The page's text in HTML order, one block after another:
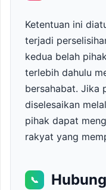
Ketentuan ini
terjadi
kedua belah
terlebih dahulu
bersahabat. Jika
diselesaikan
pihak dapat
rakyat yang
📞